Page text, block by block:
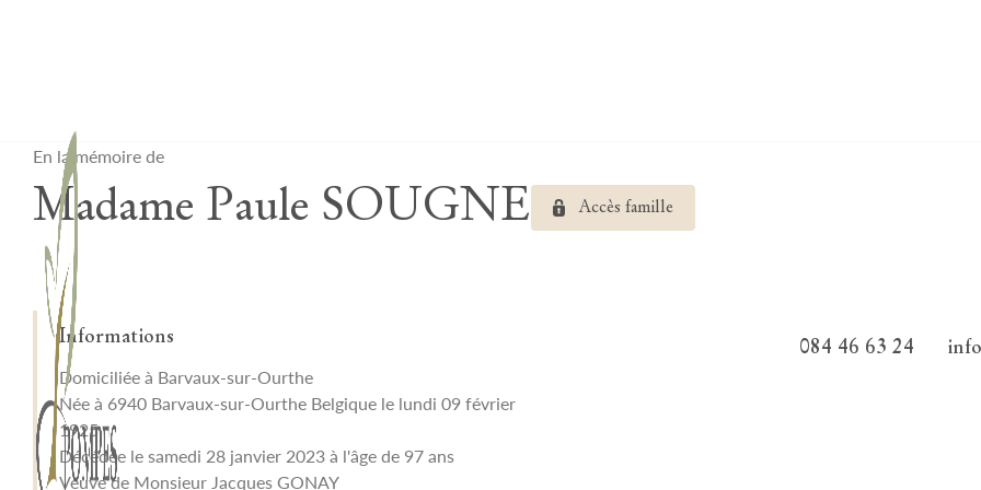
084 46 63 24
En la mémoire de
Madame Paule SOUGNE Accès famille
Informations
Domiciliée à Barvaux-sur-Ourthe
Née à 6940 Barvaux-sur-Ourthe Belgique le lundi 09 février
1925
Décédée le samedi 28 janvier 2023 à l'âge de 97 ans
Veuve de Monsieur Jacques GONAY